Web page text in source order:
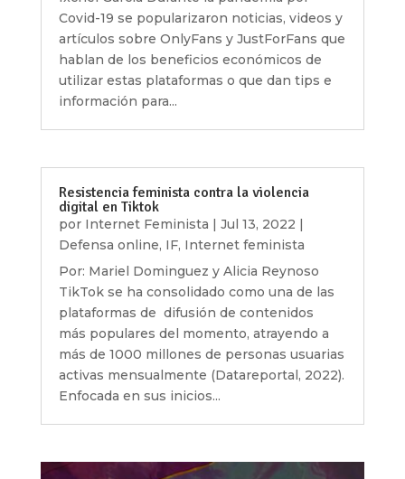
Covid-19 se popularizaron noticias, videos y
artículos sobre OnlyFans y JustForFans que
hablan de los beneficios económicos de
utilizar estas plataformas o que dan tips e
información para...
Resistencia feminista contra la violencia
digital en Tiktok
por Internet Feminista | Jul 13, 2022 |
Defensa online, IF, Internet feminista
Por: Mariel Dominguez y Alicia Reynoso
TikTok se ha consolidado como una de las
plataformas de difusión de contenidos
más populares del momento, atrayendo a
más de 1000 millones de personas usuarias
activas mensualmente (Datareportal, 2022).
Enfocada en sus inicios...